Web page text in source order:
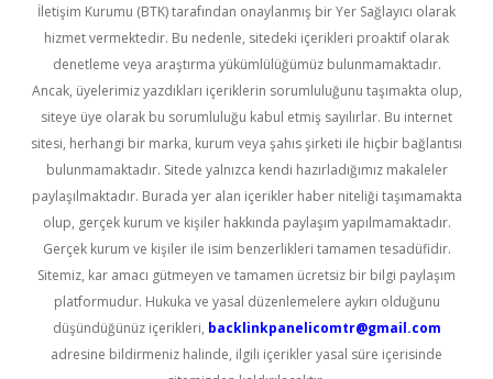
İletişim Kurumu (BTK) tarafından onaylanmış bir Yer Sağlayıcı olarak
hizmet vermektedir. Bu nedenle, sitedeki içerikleri proaktif olarak
denetleme veya araştırma yükümlülüğümüz bulunmamaktadır.
Ancak, üyelerimiz yazdıkları içeriklerin sorumluluğunu taşımakta olup,
siteye üye olarak bu sorumluluğu kabul etmiş sayılırlar. Bu internet
sitesi, herhangi bir marka, kurum veya şahıs şirketi ile hiçbir bağlantısı
bulunmamaktadır. Sitede yalnızca kendi hazırladığımız makaleler
paylaşılmaktadır. Burada yer alan içerikler haber niteliği taşımamakta
olup, gerçek kurum ve kişiler hakkında paylaşım yapılmamaktadır.
Gerçek kurum ve kişiler ile isim benzerlikleri tamamen tesadüfidir.
Sitemiz, kar amacı gütmeyen ve tamamen ücretsiz bir bilgi paylaşım
platformudur. Hukuka ve yasal düzenlemelere aykırı olduğunu
düşündüğünüz içerikleri, backlinkpanelicomtr@gmail.com
adresine bildirmeniz halinde, ilgili içerikler yasal süre içerisinde